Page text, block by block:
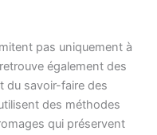
pas uniquement à
également des
du savoir-faire des
des méthodes
qui préservent